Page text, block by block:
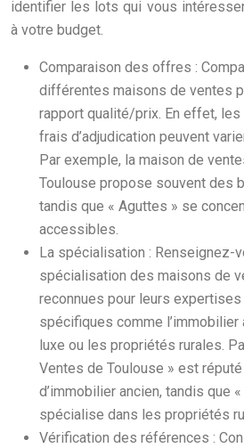
identifier les lots qui vous
à votre budget.
Comparaison des offres :
différentes maisons de ventes
rapport qualité/prix. En effet,
frais d’adjudication peuvent
Par exemple, la maison de
Toulouse propose souvent des
tandis que « Aguttes » se
accessibles.
La spécialisation : Renseignez-
spécialisation des maisons de
reconnues pour leurs
spécifiques comme l’immobilier
luxe ou les propriétés rurales.
Ventes de Toulouse » est
d’immobilier ancien, tandis que
spécialise dans les propriétés
Vérification des références :